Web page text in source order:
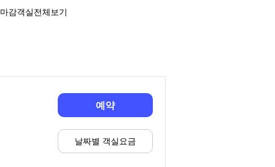
마감객실전체보기
예약
날짜별 객실요금